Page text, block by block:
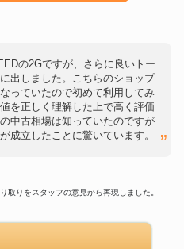
の2Gですが、さらに良いトー
出しました。こちらのショップ
っていたので初めて利用してみ
を正しく理解した上で高く評価
中古相場は知っていたのですが
成立したことに驚いています。
取りをスタッフの意見から再現しました。